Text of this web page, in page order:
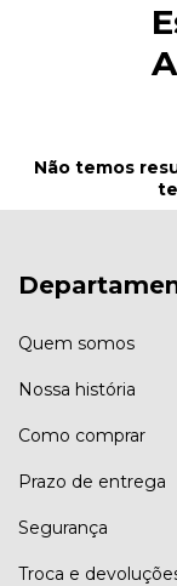
Não temos
Quem somos
Nossa história
Como comprar
Prazo de entrega
Segurança
Troca e